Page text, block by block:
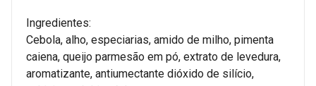
Ingredientes:
Cebola, alho, especiarias, amido de milho, pimenta
caiena, queijo parmesão em pó, extrato de levedura,
aromatizante, antiumectante dióxido de silício,